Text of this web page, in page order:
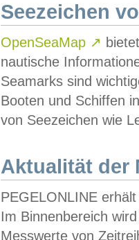
Seezeichen
OpenSeaMap ↗
nautische
Seamarks sind
Booten und Schiffen
von Seezeichen wie
Aktualität der
PEGELONLINE
Im Binnenbereich
Messwerte von